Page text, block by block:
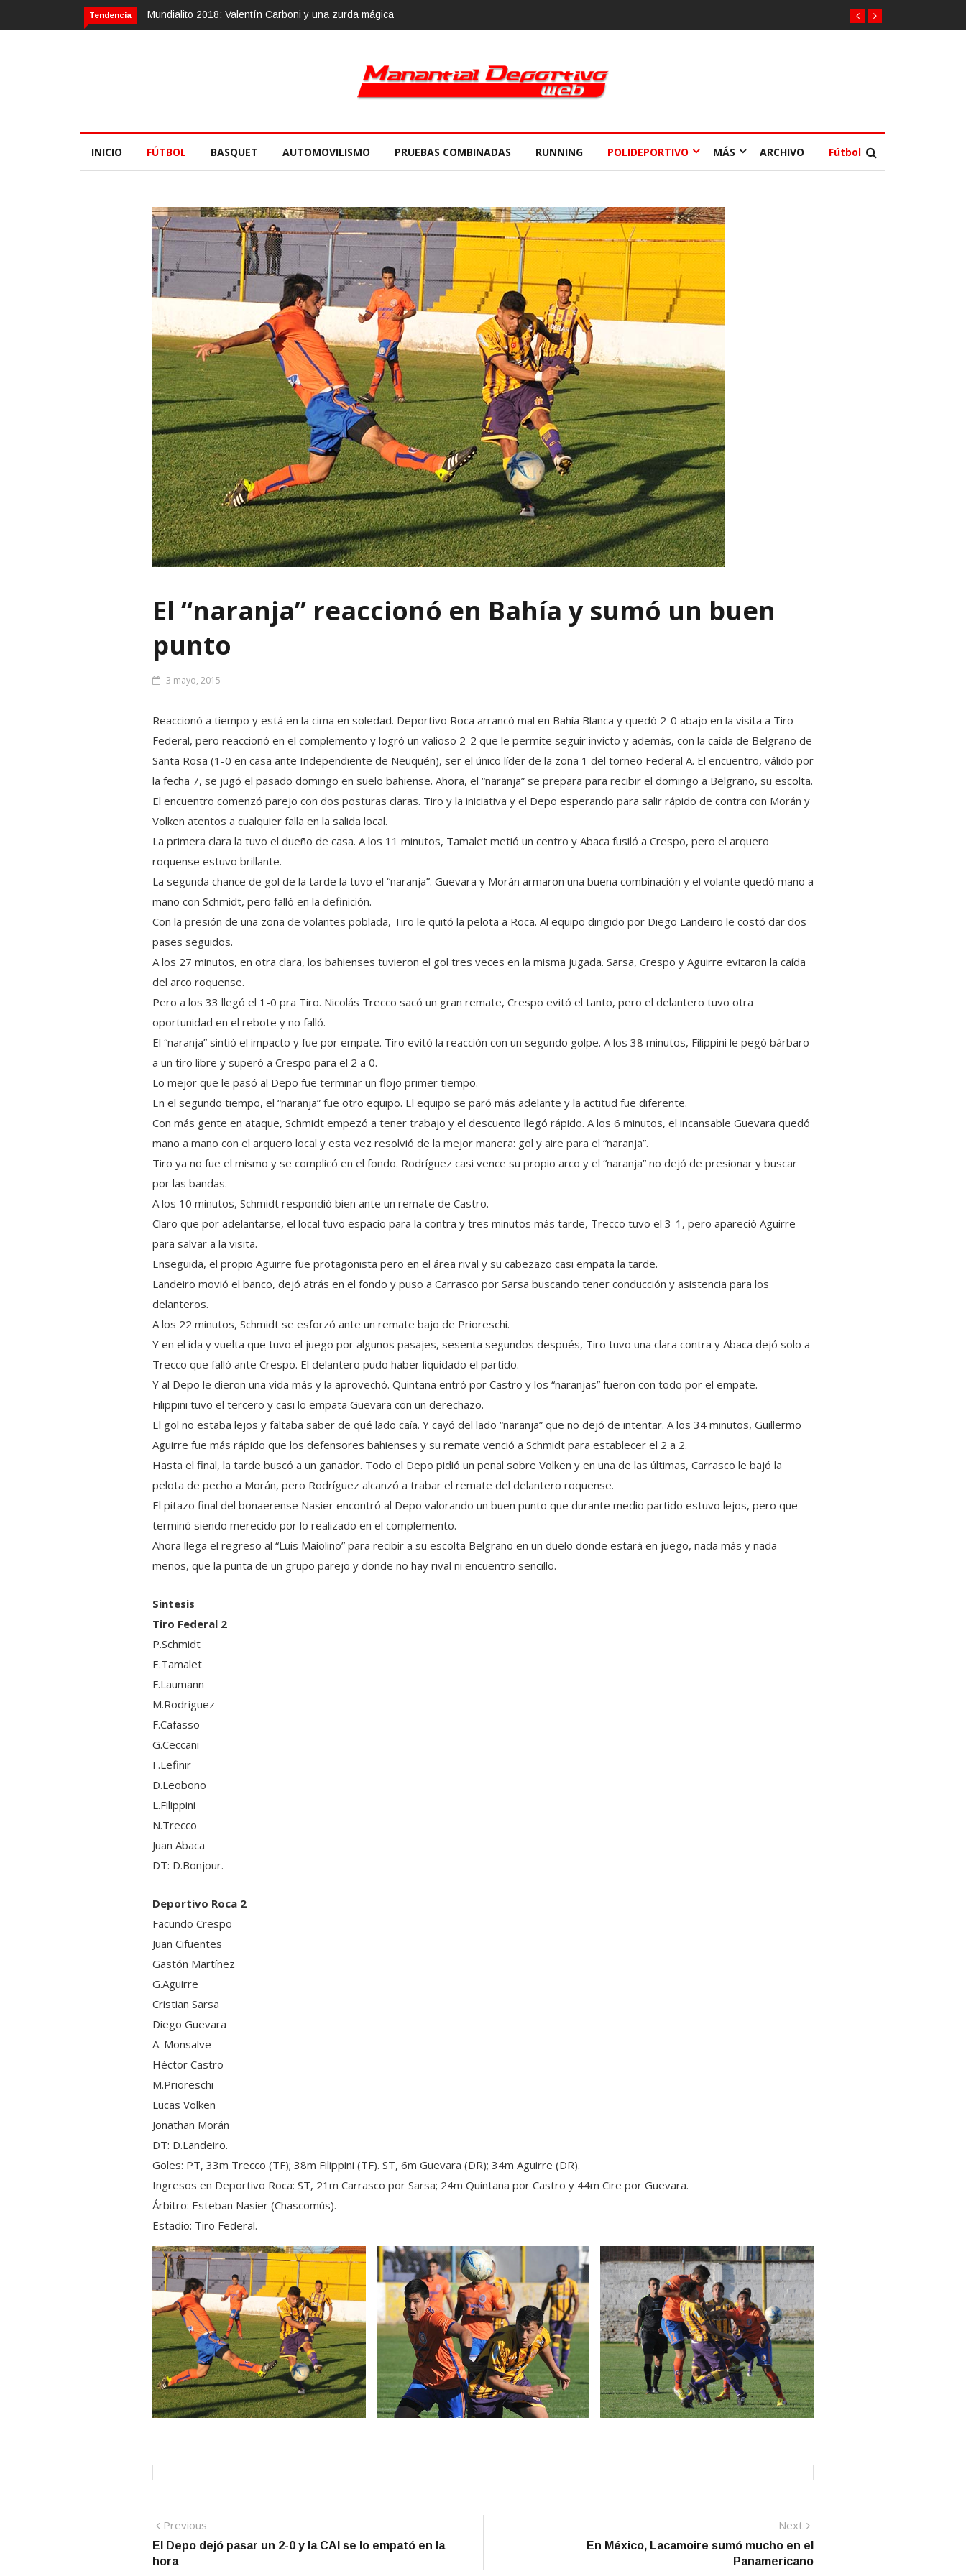
Tendencia Calvario Race 2018, 10 de noviembre
INICIO FÚTBOL BASQUET AUTOMOVILISMO PRUEBAS COMBINADAS RUNNING POLIDEPORTIVO MÁS ARCHIVO Fútbol
El “naranja” reaccionó en Bahía y sumó un buen
punto
3 mayo, 2015
Reaccionó a tiempo y está en la cima en soledad. Deportivo Roca arrancó mal en Bahía Blanca y quedó 2-0 abajo en la visita a Tiro
Federal, pero reaccionó en el complemento y logró un valioso 2-2 que le permite seguir invicto y además, con la caída de Belgrano de
Santa Rosa (1-0 en casa ante Independiente de Neuquén), ser el único líder de la zona 1 del torneo Federal A. El encuentro, válido por
la fecha 7, se jugó el pasado domingo en suelo bahiense. Ahora, el “naranja” se prepara para recibir el domingo a Belgrano, su escolta.
El encuentro comenzó parejo con dos posturas claras. Tiro y la iniciativa y el Depo esperando para salir rápido de contra con Morán y
Volken atentos a cualquier falla en la salida local.
La primera clara la tuvo el dueño de casa. A los 11 minutos, Tamalet metió un centro y Abaca fusiló a Crespo, pero el arquero
roquense estuvo brillante.
La segunda chance de gol de la tarde la tuvo el “naranja”. Guevara y Morán armaron una buena combinación y el volante quedó mano a
mano con Schmidt, pero falló en la definición.
Con la presión de una zona de volantes poblada, Tiro le quitó la pelota a Roca. Al equipo dirigido por Diego Landeiro le costó dar dos
pases seguidos.
A los 27 minutos, en otra clara, los bahienses tuvieron el gol tres veces en la misma jugada. Sarsa, Crespo y Aguirre evitaron la caída
del arco roquense.
Pero a los 33 llegó el 1-0 pra Tiro. Nicolás Trecco sacó un gran remate, Crespo evitó el tanto, pero el delantero tuvo otra
oportunidad en el rebote y no falló.
El “naranja” sintió el impacto y fue por empate. Tiro evitó la reacción con un segundo golpe. A los 38 minutos, Filippini le pegó bárbaro
a un tiro libre y superó a Crespo para el 2 a 0.
Lo mejor que le pasó al Depo fue terminar un flojo primer tiempo.
En el segundo tiempo, el “naranja” fue otro equipo. El equipo se paró más adelante y la actitud fue diferente.
Con más gente en ataque, Schmidt empezó a tener trabajo y el descuento llegó rápido. A los 6 minutos, el incansable Guevara quedó
mano a mano con el arquero local y esta vez resolvió de la mejor manera: gol y aire para el “naranja”.
Tiro ya no fue el mismo y se complicó en el fondo. Rodríguez casi vence su propio arco y el “naranja” no dejó de presionar y buscar
por las bandas.
A los 10 minutos, Schmidt respondió bien ante un remate de Castro.
Claro que por adelantarse, el local tuvo espacio para la contra y tres minutos más tarde, Trecco tuvo el 3-1, pero apareció Aguirre
para salvar a la visita.
Enseguida, el propio Aguirre fue protagonista pero en el área rival y su cabezazo casi empata la tarde.
Landeiro movió el banco, dejó atrás en el fondo y puso a Carrasco por Sarsa buscando tener conducción y asistencia para los
delanteros.
A los 22 minutos, Schmidt se esforzó ante un remate bajo de Prioreschi.
Y en el ida y vuelta que tuvo el juego por algunos pasajes, sesenta segundos después, Tiro tuvo una clara contra y Abaca dejó solo a
Trecco que falló ante Crespo. El delantero pudo haber liquidado el partido.
Y al Depo le dieron una vida más y la aprovechó. Quintana entró por Castro y los “naranjas” fueron con todo por el empate.
Filippini tuvo el tercero y casi lo empata Guevara con un derechazo.
El gol no estaba lejos y faltaba saber de qué lado caía. Y cayó del lado “naranja” que no dejó de intentar. A los 34 minutos, Guillermo
Aguirre fue más rápido que los defensores bahienses y su remate venció a Schmidt para establecer el 2 a 2.
Hasta el final, la tarde buscó a un ganador. Todo el Depo pidió un penal sobre Volken y en una de las últimas, Carrasco le bajó la
pelota de pecho a Morán, pero Rodríguez alcanzó a trabar el remate del delantero roquense.
El pitazo final del bonaerense Nasier encontró al Depo valorando un buen punto que durante medio partido estuvo lejos, pero que
terminó siendo merecido por lo realizado en el complemento.
Ahora llega el regreso al “Luis Maiolino” para recibir a su escolta Belgrano en un duelo donde estará en juego, nada más y nada
menos, que la punta de un grupo parejo y donde no hay rival ni encuentro sencillo.
Sintesis
Tiro Federal 2
P.Schmidt
E.Tamalet
F.Laumann
M.Rodríguez
F.Cafasso
G.Ceccani
F.Lefinir
D.Leobono
L.Filippini
N.Trecco
Juan Abaca
DT: D.Bonjour.
Deportivo Roca 2
Facundo Crespo
Juan Cifuentes
Gastón Martínez
G.Aguirre
Cristian Sarsa
Diego Guevara
A. Monsalve
Héctor Castro
M.Prioreschi
Lucas Volken
Jonathan Morán
DT: D.Landeiro.
Goles: PT, 33m Trecco (TF); 38m Filippini (TF). ST, 6m Guevara (DR); 34m Aguirre (DR).
Ingresos en Deportivo Roca: ST, 21m Carrasco por Sarsa; 24m Quintana por Castro y 44m Cire por Guevara.
Árbitro: Esteban Nasier (Chascomús).
Estadio: Tiro Federal.
Navegación
de
Previous
post:
El Depo dejó pasar un 2-0 y la CAI se lo empató en la
hora
Next
post:
En México, Lacamoire sumó mucho en el
Panamericano